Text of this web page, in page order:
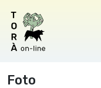
Foto